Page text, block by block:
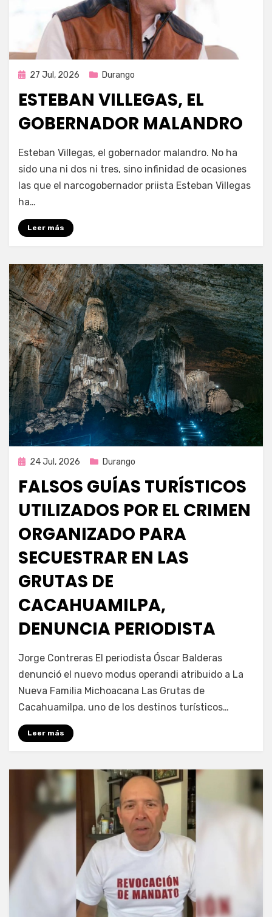
Publicada
27 Jul, 2026 Durango
ESTEBAN VILLEGAS, EL
GOBERNADOR MALANDRO
por Fernando Miranda Servín
Esteban Villegas, el gobernador malandro. No ha
sido una ni dos ni tres, sino infinidad de ocasiones
las que el narcogobernador priista Esteban Villegas
ha…
Leer más
Publicada
24 Jul, 2026 Durango
FALSOS GUÍAS TURÍSTICOS
UTILIZADOS POR EL CRIMEN
ORGANIZADO PARA
SECUESTRAR EN LAS
GRUTAS DE
CACAHUAMILPA,
DENUNCIA PERIODISTA
Fernando Miranda Servín
Jorge Contreras El periodista Óscar Balderas
denunció el nuevo modus operandi atribuido a La
Nueva Familia Michoacana Las Grutas de
Cacahuamilpa, uno de los destinos turísticos…
Leer más